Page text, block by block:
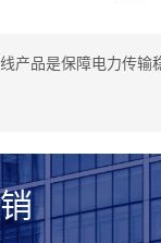
产品是保障电力传